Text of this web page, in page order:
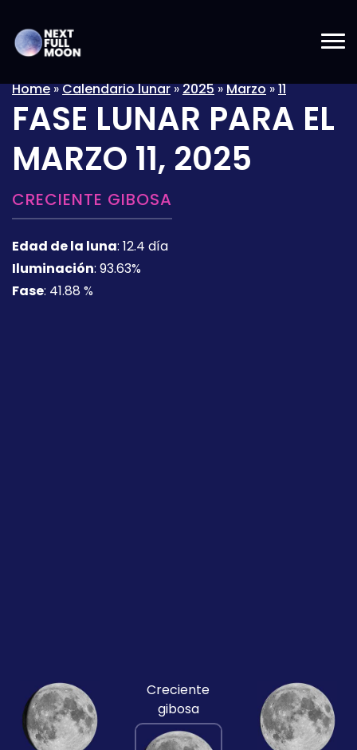
Home»Calendario lunar»2025»Marzo»11
FASE LUNAR PARA EL
MARZO 11, 2025
CRECIENTE GIBOSA
Edad de la luna: 12.4 día
Iluminación: 93.63%
Fase: 41.88 %
Creciente
gibosa